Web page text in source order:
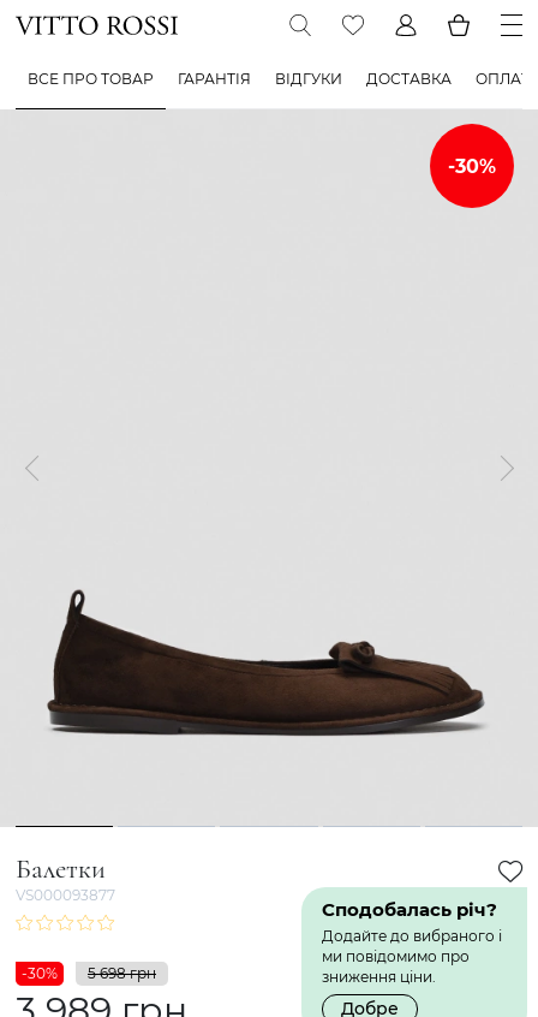
ВСЕ ПРО ТОВАР ГАРАНТІЯ ВІДГУКИ ДОСТАВКА
1 2 3 4 5
Балетки
VS000093877
Сподобалась річ?
Додайте до вибраного і
ми повідомимо про
зниження ціни.
Добре
-30% 5 698 грн